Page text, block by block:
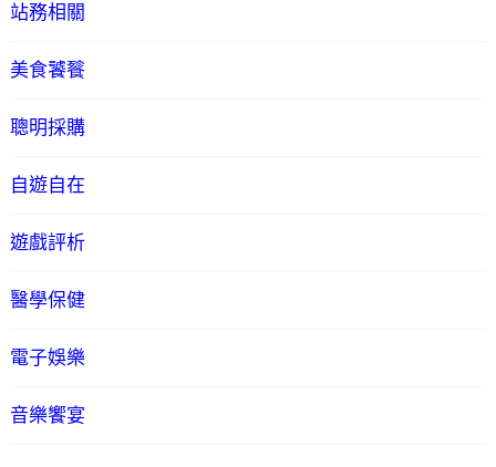
站務相關
美食饕餮
聰明採購
自遊自在
遊戲評析
醫學保健
電子娛樂
音樂饗宴